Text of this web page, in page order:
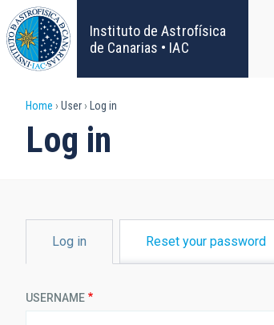
Skip
to
main
content
Instituto de Astrofísica
de Canarias • IAC
Breadcrumb
Home User Log in
Log in
TABSLog in Reset your password
USERNAME